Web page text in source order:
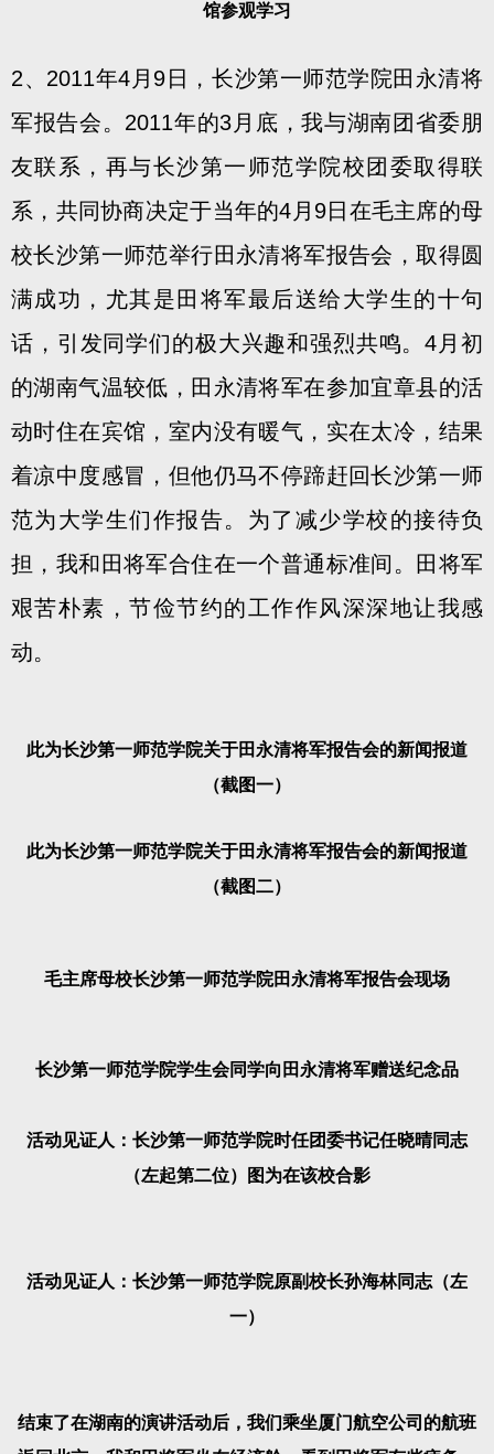
馆参观学习
2、2011年4月9日，长沙第一师范学院田永清将
军报告会。2011年的3月底，我与湖南团省委朋
友联系，再与长沙第一师范学院校团委取得联
系，共同协商决定于当年的4月9日在毛主席的母
校长沙第一师范举行田永清将军报告会，取得圆
满成功，尤其是田将军最后送给大学生的十句
话，引发同学们的极大兴趣和强烈共鸣。4月初
的湖南气温较低，田永清将军在参加宜章县的活
动时住在宾馆，室内没有暖气，实在太冷，结果
着凉中度感冒，但他仍马不停蹄赶回长沙第一师
范为大学生们作报告。为了减少学校的接待负
担，我和田将军合住在一个普通标准间。田将军
艰苦朴素，节俭节约的工作作风深深地让我感
动。
此为长沙第一师范学院关于田永清将军报告会的新闻报道
（截图一）
此为长沙第一师范学院关于田永清将军报告会的新闻报道
（截图二）
毛主席母校长沙第一师范学院田永清将军报告会现场
长沙第一师范学院学生会同学向田永清将军赠送纪念品
活动见证人：长沙第一师范学院时任团委书记任晓晴同志
（左起第二位）图为在该校合影
活动见证人：长沙第一师范学院原副校长孙海林同志（左
一）
结束了在湖南的演讲活动后，我们乘坐厦门航空公司的航班